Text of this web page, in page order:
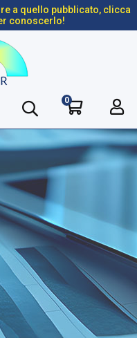
a quello pubblicato, clicca
conoscerlo!
0